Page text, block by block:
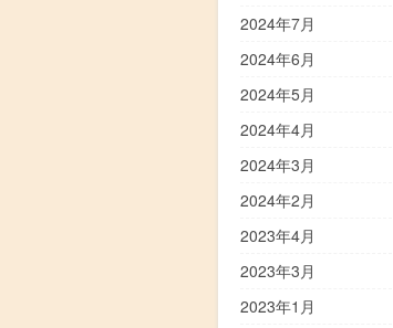
2024年7月
2024年6月
2024年5月
2024年4月
2024年3月
2024年2月
2023年4月
2023年3月
2023年1月